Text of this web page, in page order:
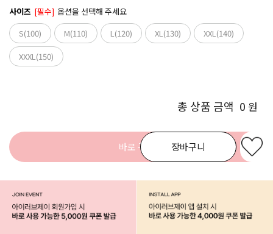
사이즈 [필수] 옵션을 선택해 주세요
S(100)
M(110) L(120) XL(130)
XXL(140)
XXXL(150)
총 상품 금액 0 원
장바구니
바로 구매